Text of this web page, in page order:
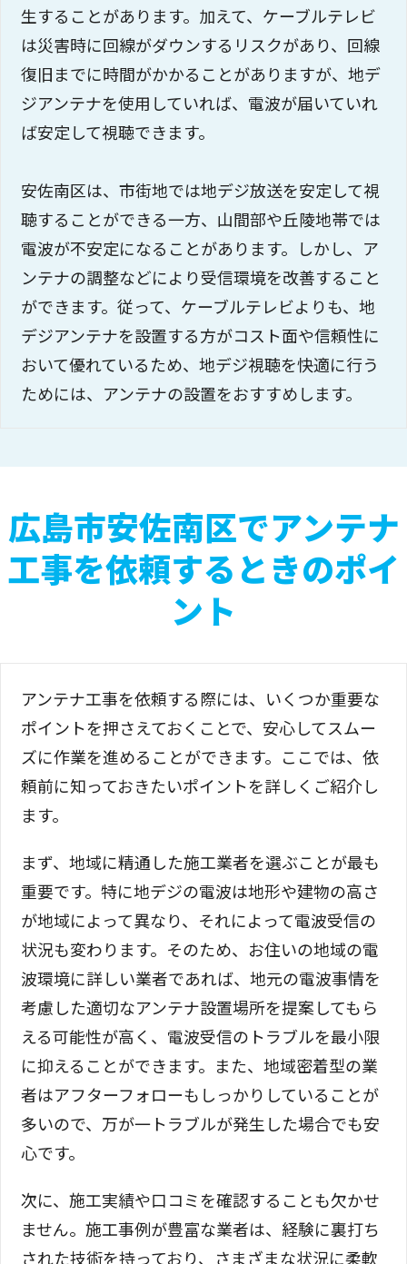
生することがあります。加えて、ケーブルテレビ
は災害時に回線がダウンするリスクがあり、回線
復旧までに時間がかかることがありますが、地デ
ジアンテナを使用していれば、電波が届いていれ
ば安定して視聴できます。
安佐南区は、市街地では地デジ放送を安定して視
聴することができる一方、山間部や丘陵地帯では
電波が不安定になることがあります。しかし、ア
ンテナの調整などにより受信環境を改善すること
ができます。従って、ケーブルテレビよりも、地
デジアンテナを設置する方がコスト面や信頼性に
おいて優れているため、地デジ視聴を快適に行う
ためには、アンテナの設置をおすすめします。
広島市安佐南区でアンテナ
工事を依頼するときのポイ
ント
アンテナ工事を依頼する際には、いくつか重要な
ポイントを押さえておくことで、安心してスムー
ズに作業を進めることができます。ここでは、依
頼前に知っておきたいポイントを詳しくご紹介し
ます。
まず、地域に精通した施工業者を選ぶことが最も
重要です。特に地デジの電波は地形や建物の高さ
が地域によって異なり、それによって電波受信の
状況も変わります。そのため、お住いの地域の電
波環境に詳しい業者であれば、地元の電波事情を
考慮した適切なアンテナ設置場所を提案してもら
える可能性が高く、電波受信のトラブルを最小限
に抑えることができます。また、地域密着型の業
者はアフターフォローもしっかりしていることが
多いので、万が一トラブルが発生した場合でも安
心です。
次に、施工実績や口コミを確認することも欠かせ
ません。施工事例が豊富な業者は、経験に裏打ち
された技術を持っており、さまざまな状況に柔軟